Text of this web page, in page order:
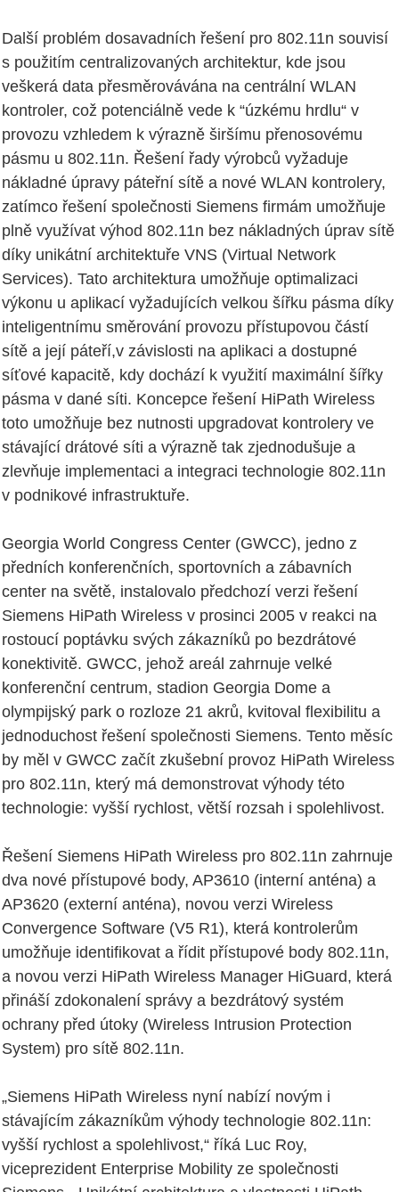
Další problém dosavadních řešení pro 802.11n souvisí
s použitím centralizovaných architektur, kde jsou
veškerá data přesměrovávána na centrální WLAN
kontroler, což potenciálně vede k “úzkému hrdlu“ v
provozu vzhledem k výrazně širšímu přenosovému
pásmu u 802.11n. Řešení řady výrobců vyžaduje
nákladné úpravy páteřní sítě a nové WLAN kontrolery,
zatímco řešení společnosti Siemens firmám umožňuje
plně využívat výhod 802.11n bez nákladných úprav sítě
díky unikátní architektuře VNS (Virtual Network
Services). Tato architektura umožňuje optimalizaci
výkonu u aplikací vyžadujících velkou šířku pásma díky
inteligentnímu směrování provozu přístupovou částí
sítě a její páteří,v závislosti na aplikaci a dostupné
síťové kapacitě, kdy dochází k využití maximální šířky
pásma v dané síti. Koncepce řešení HiPath Wireless
toto umožňuje bez nutnosti upgradovat kontrolery ve
stávající drátové síti a výrazně tak zjednodušuje a
zlevňuje implementaci a integraci technologie 802.11n
v podnikové infrastruktuře.
Georgia World Congress Center (GWCC), jedno z
předních konferenčních, sportovních a zábavních
center na světě, instalovalo předchozí verzi řešení
Siemens HiPath Wireless v prosinci 2005 v reakci na
rostoucí poptávku svých zákazníků po bezdrátové
konektivitě. GWCC, jehož areál zahrnuje velké
konferenční centrum, stadion Georgia Dome a
olympijský park o rozloze 21 akrů, kvitoval flexibilitu a
jednoduchost řešení společnosti Siemens. Tento měsíc
by měl v GWCC začít zkušební provoz HiPath Wireless
pro 802.11n, který má demonstrovat výhody této
technologie: vyšší rychlost, větší rozsah i spolehlivost.
Řešení Siemens HiPath Wireless pro 802.11n zahrnuje
dva nové přístupové body, AP3610 (interní anténa) a
AP3620 (externí anténa), novou verzi Wireless
Convergence Software (V5 R1), která kontrolerům
umožňuje identifikovat a řídit přístupové body 802.11n,
a novou verzi HiPath Wireless Manager HiGuard, která
přináší zdokonalení správy a bezdrátový systém
ochrany před útoky (Wireless Intrusion Protection
System) pro sítě 802.11n.
„Siemens HiPath Wireless nyní nabízí novým i
stávajícím zákazníkům výhody technologie 802.11n:
vyšší rychlost a spolehlivost,“ říká Luc Roy,
viceprezident Enterprise Mobility ze společnosti